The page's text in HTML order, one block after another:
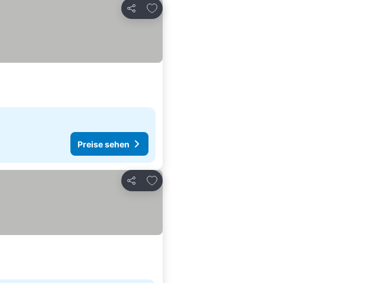
Teilen
Zu Favoriten hinzufügen
Preise sehen
Teilen
Zu Favoriten hinzufügen